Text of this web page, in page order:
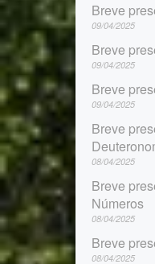
Breve
09/04/2025
Breve
09/04/2025
Breve
09/04/2025
Breve
08/04/2025
Breve
Números
08/04/2025
Breve
08/04/2025